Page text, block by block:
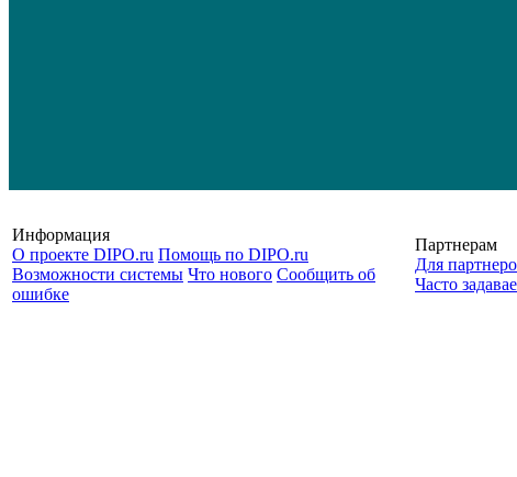
Информация
О проекте DIPO.ru Помощь по DIPO.ru
Возможности системы Что нового Сообщить об
ошибке
Партнерам
Для
Часто